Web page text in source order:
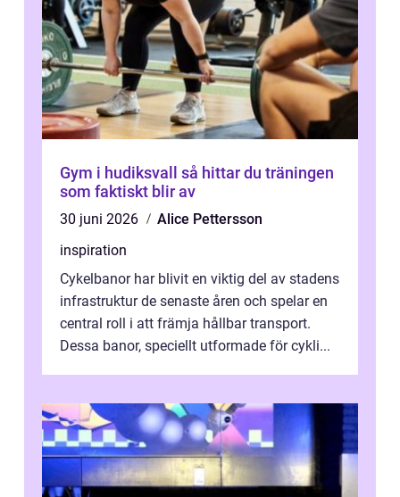
Gym i hudiksvall så hittar du träningen
som faktiskt blir av
30 juni 2026
Alice Pettersson
inspiration
Cykelbanor har blivit en viktig del av stadens
infrastruktur de senaste åren och spelar en
central roll i att främja hållbar transport.
Dessa banor, speciellt utformade för cykli...